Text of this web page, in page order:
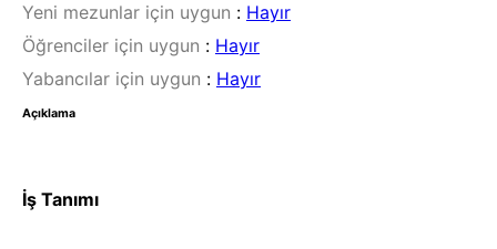
Yeni mezunlar için uygun : Hayır
Öğrenciler için uygun : Hayır
Yabancılar için uygun : Hayır
Açıklama
İş Tanımı